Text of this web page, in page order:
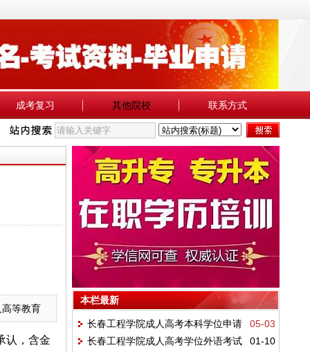
成考复习 其他院校 联系方式
等教育
认，含金
本栏最新
05-03
长春工程学院成人高考本科学位申请
条件及流程详解
01-10
长春工程学院成人高考学位外语考试